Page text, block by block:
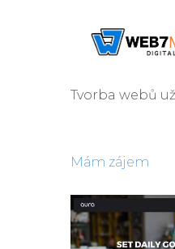
Tvorba webů
Mám zájem